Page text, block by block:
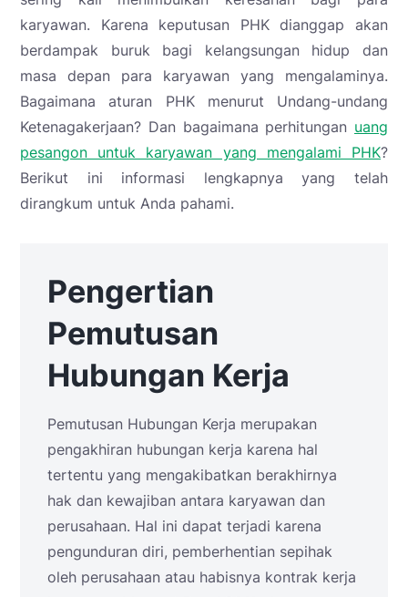
karyawan. Karena keputusan PHK dianggap akan
berdampak buruk bagi kelangsungan hidup dan
masa depan para karyawan yang mengalaminya.
Bagaimana aturan PHK menurut Undang-undang
Ketenagakerjaan? Dan bagaimana perhitungan uang
pesangon untuk karyawan yang mengalami PHK?
Berikut ini informasi lengkapnya yang telah
dirangkum untuk Anda pahami.
Pengertian
Pemutusan
Hubungan Kerja
Pemutusan Hubungan Kerja merupakan
pengakhiran hubungan kerja karena hal
tertentu yang mengakibatkan berakhirnya
hak dan kewajiban antara karyawan dan
perusahaan. Hal ini dapat terjadi karena
pengunduran diri, pemberhentian sepihak
oleh perusahaan atau habisnya kontrak kerja